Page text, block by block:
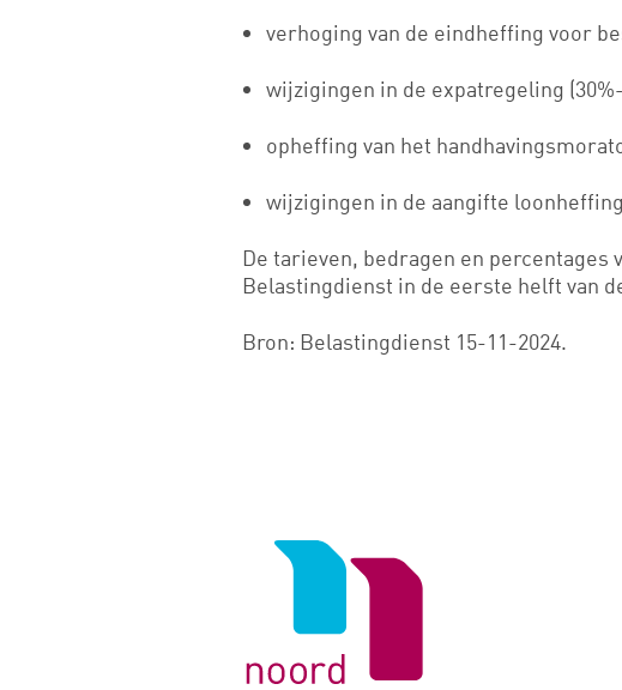
verhoging van de eindheffing voor
wijzigingen in de expatregeling
opheffing van het
wijzigingen in de aangifte
De tarieven, bedragen en percentages
Belastingdienst in de eerste helft van
Bron: Belastingdienst 15-11-2024.
Logo